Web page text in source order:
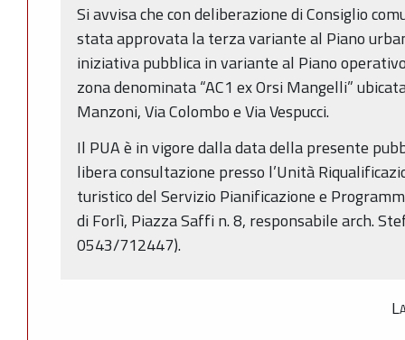
Si avvisa che con deliberazione di Consiglio
stata approvata la terza variante al Piano
iniziativa pubblica in variante al Piano
zona denominata “AC1 ex Orsi Mangelli”
Manzoni, Via Colombo e Via Vespucci.
Il PUA è in vigore dalla data della presente
libera consultazione presso l’Unità
turistico del Servizio Pianificazione e
di Forlì, Piazza Saffi n. 8, responsabile arch.
0543/712447).